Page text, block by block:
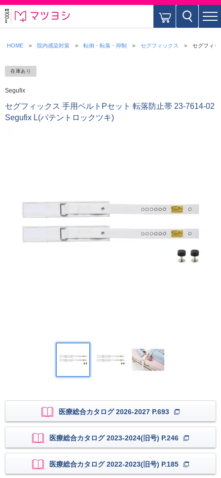
HOME 院内感染対策 転倒・転落・抑制 セグフィックス セグフィッ
在庫あり
Segufix
セグフィックス 手用ベルトPセット 転落防止帯 23-7614-02
Segufix L(パテントロックツキ)
医療総合カタログ 2026-2027 P.693
医療総合カタログ 2023-2024(旧号) P.246
医療総合カタログ 2022-2023(旧号) P.185